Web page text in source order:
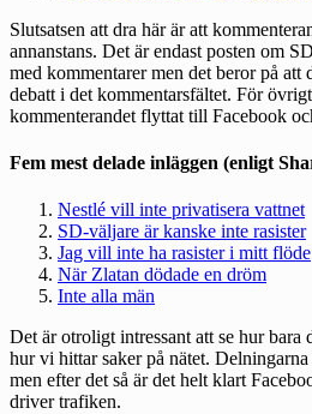
Slutsatsen att dra här är att
annanstans. Det är endast posten om
med kommentarer men det beror på
debatt i det kommentarsfältet. För
kommenterandet flyttat till Facebook
Fem mest delade inläggen (enligt
Nestlé vill inte privatisera vattnet
SD-väljare är kanske inte rasister
Jag vill inte ha rasister i mitt flöde
När Zlatan dödade en dröm
Inte alla män
Det är otroligt intressant att se hur bara
hur vi hittar saker på nätet.
men efter det så är det helt klart
driver trafiken.